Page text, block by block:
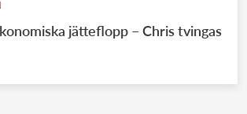
jätteflopp – Chris tvingas